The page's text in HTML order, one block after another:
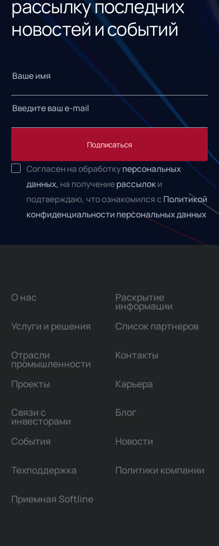
рассылку последних
новостей и событий
Подписаться
Согласен на обработкуперсональных
данных, на получениерассылоки
подтверждаю, что ознакомился с Политикой
конфиденциальности персональных данных
О нас
Услуги и решения
Отрасли
промышленности
Проекты
Связи с
инвесторами
Раскрытие
информации
Список партнеров
Контакты
Карьера
Блог
События Новости
Техподдержка Политики компании
Приемная Softline